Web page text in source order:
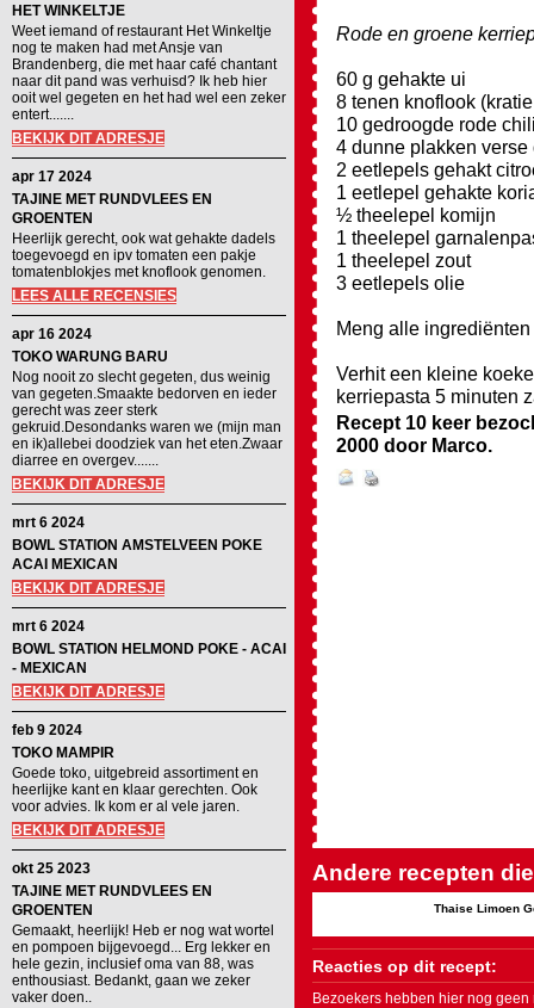
HET WINKELTJE
Weet iemand of restaurant Het Winkeltje
nog te maken had met Ansje van
Brandenberg, die met haar café chantant
naar dit pand was verhuisd? Ik heb hier
ooit wel gegeten en het had wel een zeker
entert.......
BEKIJK DIT ADRESJE
apr 17 2024
TAJINE MET RUNDVLEES EN
GROENTEN
Heerlijk gerecht, ook wat gehakte dadels
toegevoegd en ipv tomaten een pakje
tomatenblokjes met knoflook genomen.
LEES ALLE RECENSIES
apr 16 2024
TOKO WARUNG BARU
Nog nooit zo slecht gegeten, dus weinig
van gegeten.Smaakte bedorven en ieder
gerecht was zeer sterk
gekruid.Desondanks waren we (mijn man
en ik)allebei doodziek van het eten.Zwaar
diarree en overgev.......
BEKIJK DIT ADRESJE
mrt 6 2024
BOWL STATION AMSTELVEEN POKE
ACAI MEXICAN
BEKIJK DIT ADRESJE
mrt 6 2024
BOWL STATION HELMOND POKE - ACAI
- MEXICAN
BEKIJK DIT ADRESJE
feb 9 2024
TOKO MAMPIR
Goede toko, uitgebreid assortiment en
heerlijke kant en klaar gerechten. Ook
voor advies. Ik kom er al vele jaren.
BEKIJK DIT ADRESJE
okt 25 2023
TAJINE MET RUNDVLEES EN
GROENTEN
Gemaakt, heerlijk! Heb er nog wat wortel
en pompoen bijgevoegd... Erg lekker en
hele gezin, inclusief oma van 88, was
enthousiast. Bedankt, gaan we zeker
vaker doen..
Rode en groene
60 g gehakte ui
8 tenen knoflook
10 gedroogde rode
4 dunne plakken verse
2 eetlepels gehakt
1 eetlepel gehakte
½ theelepel komijn
1 theelepel
1 theelepel zout
3 eetlepels olie
Meng alle
Verhit een kleine
kerriepasta 5 minuten
Recept 10 keer
2000 door Marco.
Andere recepten
Thaise Limoen
Reacties op dit recept:
Bezoekers hebben hier nog